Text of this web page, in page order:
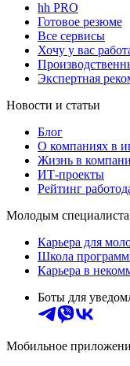
hh PRO
Готовое резюме
Все сервисы
Хочу у вас
Экспертная
Новости и статьи
Блог
О компаниях в
Жизнь в
ИТ-проекты
Рейтинг
Молодым
Карьера для
Школа
Карьера в
Боты для
Мобильное